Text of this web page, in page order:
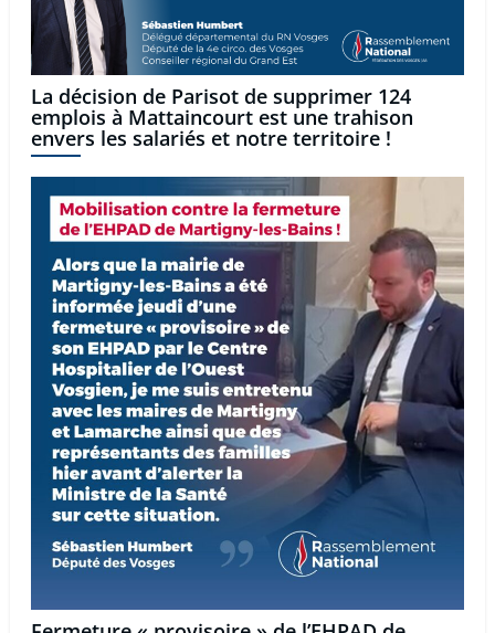
La décision de Parisot de supprimer 124
emplois à Mattaincourt est une trahison
envers les salariés et notre territoire !